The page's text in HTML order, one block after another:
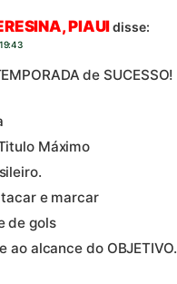
PIAUIdisse:
de SUCESSO!
Máximo
e marcar
de gols
ao alcance do OBJETIVO.